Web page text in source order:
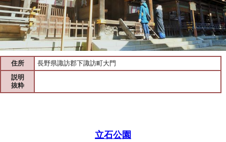
住所
長野県諏訪郡下諏訪町大門
説明
抜粋
立石公園